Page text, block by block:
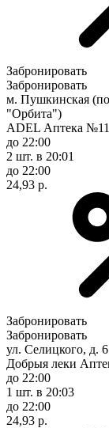
Забронировать
Забронировать
м. Пушкинская
"Орбита")
ADEL Аптека №11
до 22:00
2 шт. в 20:01
до 22:00
24,93 р.
Забронировать
Забронировать
ул. Селицкого, д.
Добрыя леки
до 22:00
1 шт. в 20:03
до 22:00
24,93 р.